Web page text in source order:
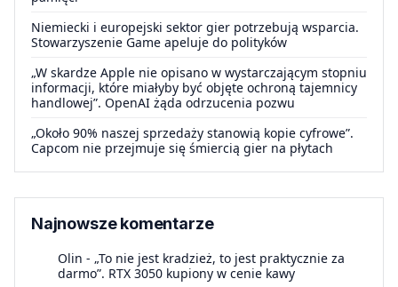
Niemiecki i europejski sektor gier potrzebują wsparcia.
Stowarzyszenie Game apeluje do polityków
„W skardze Apple nie opisano w wystarczającym stopniu
informacji, które miałyby być objęte ochroną tajemnicy
handlowej”. OpenAI żąda odrzucenia pozwu
„Około 90% naszej sprzedaży stanowią kopie cyfrowe”.
Capcom nie przejmuje się śmiercią gier na płytach
Najnowsze komentarze
Olin - „To nie jest kradzież, to jest praktycznie za
darmo”. RTX 3050 kupiony w cenie kawy